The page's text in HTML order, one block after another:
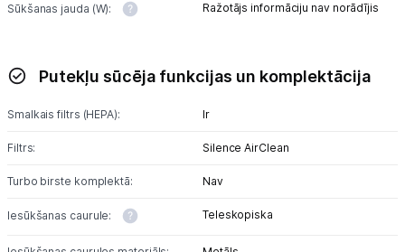
Sūkšanas jauda (W): Ražotājs informāciju nav norādījis
Putekļu sūcēja funkcijas un komplektācija
Smalkais filtrs (HEPA): Ir
Filtrs: Silence AirClean
Turbo birste komplektā: Nav
Iesūkšanas caurule: Teleskopiska